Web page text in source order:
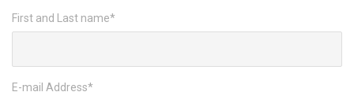
First and Last name*
E-mail Address*